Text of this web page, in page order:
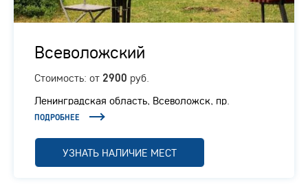
Всеволожский
Стоимость: от 2900 руб.
Ленинградская область, Всеволожск, пр.
Достоевского, д.56
ПОДРОБНЕЕ
УЗНАТЬ НАЛИЧИЕ МЕСТ